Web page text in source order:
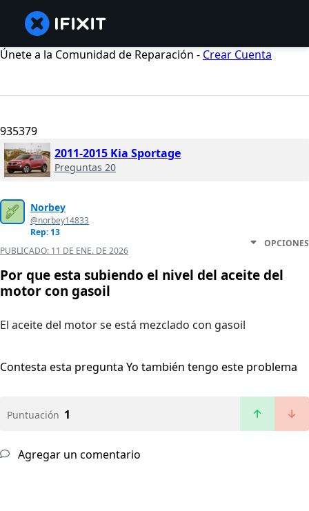
Únete a la Comunidad de Reparación - Crear Cuenta
935379
2011-2015 Kia Sportage
Preguntas 20
Norbey
@norbey14833
Rep: 13
PUBLICADO: 11 DE ENE. DE 2026
OPCIONES
Por que esta subiendo el nivel del aceite del
motor con gasoil
El aceite del motor se está mezclado con gasoil
Contesta esta pregunta Yo también tengo este problema
Puntuación 1
Agregar un comentario